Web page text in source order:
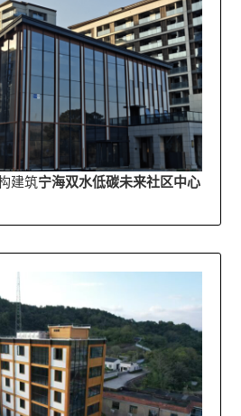
建筑宁海双水低碳未来社区中心